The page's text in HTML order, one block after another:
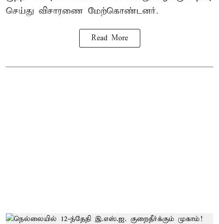
செய்து விசாரணை மேற்கொண்டனர்.
Read More